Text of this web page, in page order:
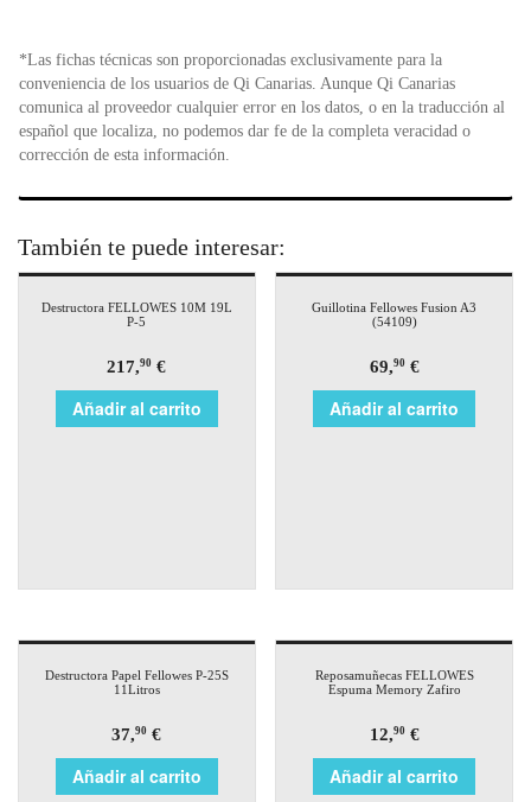
*Las fichas técnicas son proporcionadas exclusivamente para la
conveniencia de los usuarios de Qi Canarias. Aunque Qi Canarias
comunica al proveedor cualquier error en los datos, o en la traducción al
español que localiza, no podemos dar fe de la completa veracidad o
corrección de esta información.
También te puede interesar:
Destructora FELLOWES 10M 19L
P-5
217,90 €
Añadir al carrito
Guillotina Fellowes Fusion A3
(54109)
69,90€
Añadir al carrito
Destructora Papel Fellowes P-25S
11Litros
37,90 €
Añadir al carrito
Reposamuñecas FELLOWES
Espuma Memory Zafiro
12,90€
Añadir al carrito